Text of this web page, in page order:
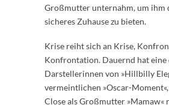
Großmutter unternahm, um ihm
sicheres Zuhause zu bieten.
Krise reiht sich an Krise,
Konfrontation. Dauernd hat eine
Darstellerinnen von »Hillbilly
vermeintlichen »Oscar-
Close als Großmutter »Mamaw«